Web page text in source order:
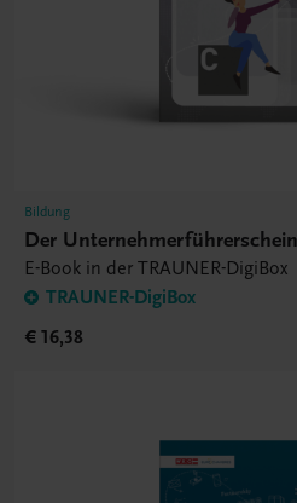
Bildung
Der
E-Book in der TRAUNER-DigiBox
TRAUNER-DigiBox
€ 16,38